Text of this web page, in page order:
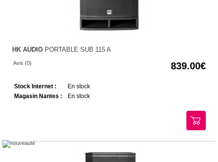
HK AUDIO PORTABLE SUB 115 A
Avis (0) 839.00
Stock Internet :
En stock
Magasin Nantes :
En stock